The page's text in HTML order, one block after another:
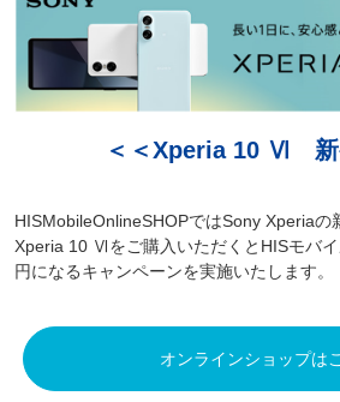
＜＜Xperia 10 Ⅵ 新
HISMobileOnlineSHOPではSony Xperiaの
Xperia 10 Ⅵをご購入いただくとHISモバ
円になるキャンペーンを実施いたします。
オンラインショップは